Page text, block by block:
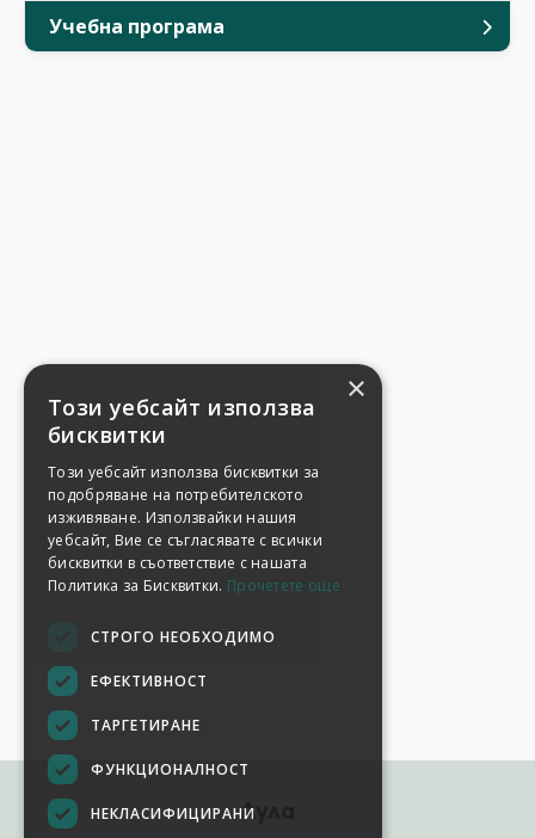
Учебна програма
Аула
×
Този уебсайт използва
бисквитки
Този уебсайт използва бисквитки за
подобряване на потребителското
изживяване. Използвайки нашия
уебсайт, Вие се съгласявате с всички
бисквитки в съответствие с нашата
Политика за Бисквитки. Прочетете още
СТРОГО НЕОБХОДИМО
ЕФЕКТИВНОСТ
ТАРГЕТИРАНЕ
ФУНКЦИОНАЛНОСТ
НЕКЛАСИФИЦИРАНИ